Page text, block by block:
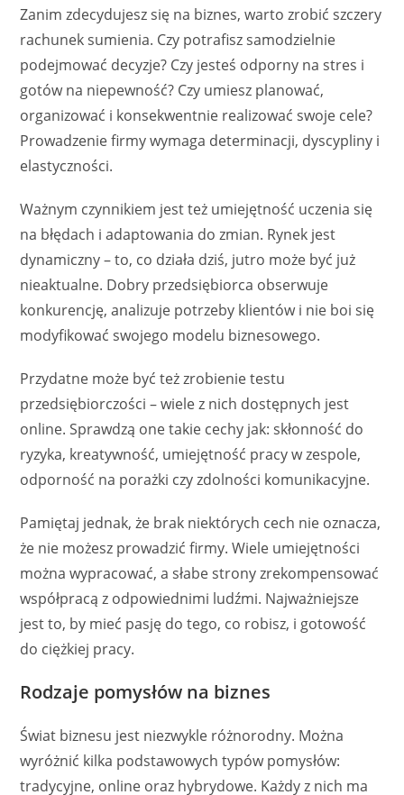
Zanim zdecydujesz się na biznes, warto zrobić szczery
rachunek sumienia. Czy potrafisz samodzielnie
podejmować decyzje? Czy jesteś odporny na stres i
gotów na niepewność? Czy umiesz planować,
organizować i konsekwentnie realizować swoje cele?
Prowadzenie firmy wymaga determinacji, dyscypliny i
elastyczności.
Ważnym czynnikiem jest też umiejętność uczenia się
na błędach i adaptowania do zmian. Rynek jest
dynamiczny – to, co działa dziś, jutro może być już
nieaktualne. Dobry przedsiębiorca obserwuje
konkurencję, analizuje potrzeby klientów i nie boi się
modyfikować swojego modelu biznesowego.
Przydatne może być też zrobienie testu
przedsiębiorczości – wiele z nich dostępnych jest
online. Sprawdzą one takie cechy jak: skłonność do
ryzyka, kreatywność, umiejętność pracy w zespole,
odporność na porażki czy zdolności komunikacyjne.
Pamiętaj jednak, że brak niektórych cech nie oznacza,
że nie możesz prowadzić firmy. Wiele umiejętności
można wypracować, a słabe strony zrekompensować
współpracą z odpowiednimi ludźmi. Najważniejsze
jest to, by mieć pasję do tego, co robisz, i gotowość
do ciężkiej pracy.
Rodzaje pomysłów na biznes
Świat biznesu jest niezwykle różnorodny. Można
wyróżnić kilka podstawowych typów pomysłów:
tradycyjne, online oraz hybrydowe. Każdy z nich ma